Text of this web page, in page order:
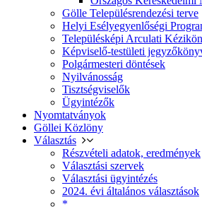
Gölle Településrendezési terve
Helyi Esélyegyenlőségi
Településképi Arculati
Képviselő-testületi
Polgármesteri döntések
Nyilvánosság
Tisztségviselők
Ügyintézők
Nyomtatványok
Göllei Közlöny
Választás
Részvételi adatok, eredmények
Választási szervek
Választási ügyintézés
2024. évi általános választások
*